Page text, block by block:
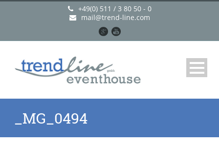
+49(0) 511 / 3 80 50 - 0
mail@trend-line.com
_MG_0494